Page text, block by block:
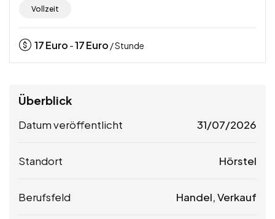
Vollzeit
17Euro -17Euro / Stunde
Überblick
Datum veröffentlicht 31/07/2026
Standort Hörstel
Berufsfeld Handel, Verkauf